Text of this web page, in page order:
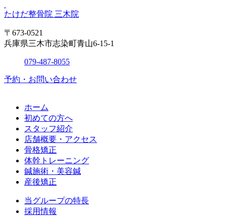
たけだ整骨院 三木院
〒673-0521
兵庫県三木市志染町青山6-15-1
079-487-8055
予約・お問い合わせ
ホーム
初めての方へ
スタッフ紹介
店舗概要・アクセス
骨格矯正
体幹トレーニング
鍼施術・美容鍼
産後矯正
当グループの特長
採用情報